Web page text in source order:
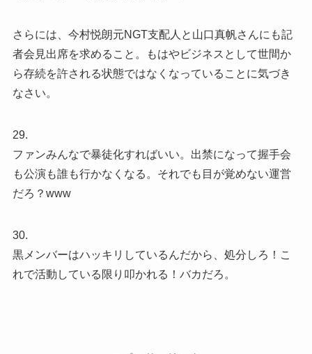
さらには、今村悦朗元NGT支配人と山口真帆さんにも記
者会見出席を求めること。もはやビジネスとして世間か
ら存続を許される状態ではなくなっていることに気づき
なさい。
29.
ファンみんなで暴徒化すればいい。出禁になって握手会
も公演も誰も行かなくなる。それでも目が覚めない運営
だろ？www
30.
黒メンバーはハッキリしているんだから、処分しろ！こ
れで活動している限り叩かれる！バカだろ。